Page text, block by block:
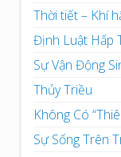
Thời tiết – Khí
Định Luật Hấp
Sự Vận Động
Thủy Triều
Không Có
Sự Sống Trên